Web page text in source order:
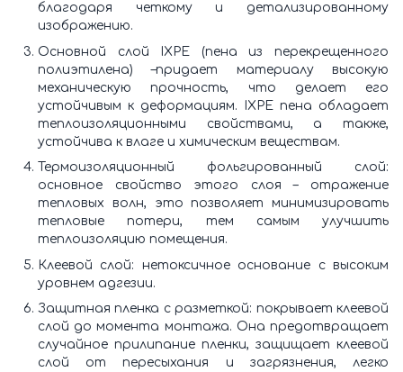
благодаря четкому и детализированному
изображению.
Основной слой IXPE (пена из перекрещенного
полиэтилена) –придает материалу высокую
механическую прочность, что делает его
устойчивым к деформациям. IXPE пена обладает
теплоизоляционными свойствами, а также,
устойчива к влаге и химическим веществам.
Термоизоляционный фольгированный слой:
основное свойство этого слоя – отражение
тепловых волн, это позволяет минимизировать
тепловые потери, тем самым улучшить
теплоизоляцию помещения.
Клеевой слой: нетоксичное основание с высоким
уровнем адгезии.
Защитная пленка с разметкой: покрывает клеевой
слой до момента монтажа. Она предотвращает
случайное прилипание пленки, защищает клеевой
слой от пересыхания и загрязнения, легко